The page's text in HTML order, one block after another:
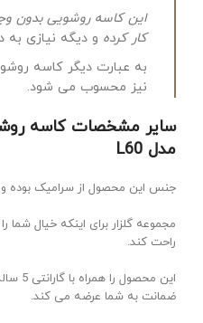
این کاسه روشویی بدون
کار کرده و دیگه نیازی به
به عبارت دیگر کاسه
نیز محسوب می شود.
سایر مشخصات کاسه
مدل L60
جنس این محصول از سرامیک بوده و
مجموعه گلزار برای اینکه خیال شما
راحت کند.
ضمانت به شما عرضه می کند.